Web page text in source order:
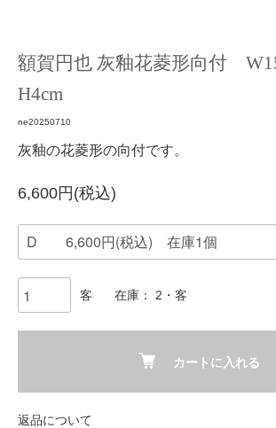
額賀円也 灰釉花菱形向付
H4cm
ne20250710
灰釉の花菱形の向付です。
6,600円(税込)
客 在庫： 2・客
カートに入れる
返品について